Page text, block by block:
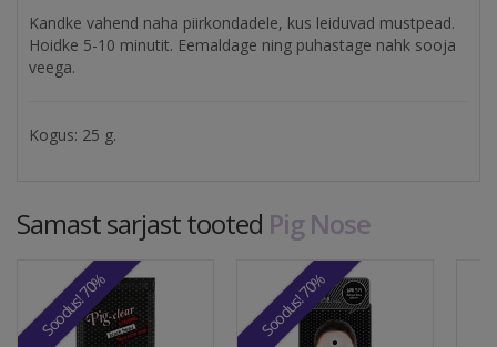
Kandke vahend naha piirkondadele, kus leiduvad mustpead.
Hoidke 5-10 minutit. Eemaldage ning puhastage nahk sooja
veega.
Kogus: 25 g.
Samast sarjast tooted Pig Nose
Soodus! 70% Soodus! 70%